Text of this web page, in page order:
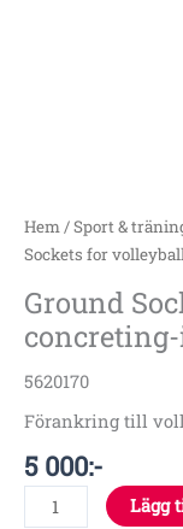
Hem/Sport &
Sockets for
Ground
5620170
Förankring till
5 000:-
Lägg